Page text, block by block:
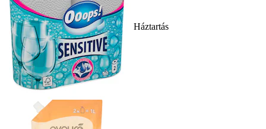
Háztartás